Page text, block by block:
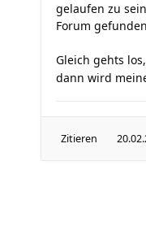
gelaufen zu
Forum
Gleich gehts
dann wird
Zitieren